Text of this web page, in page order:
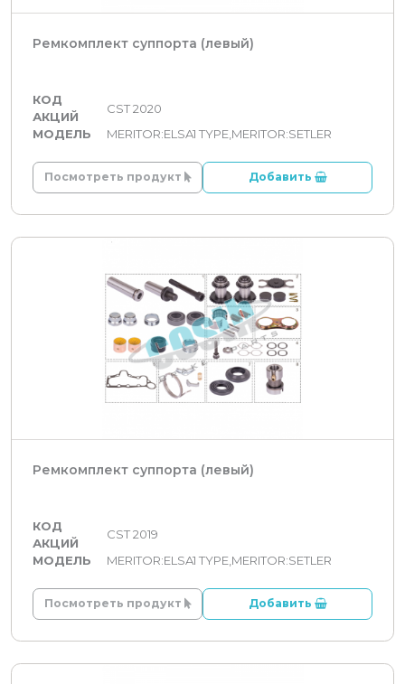
Ремкомплект суппорта (левый)
КОД
АКЦИЙ
CST 2020
МОДЕЛЬ
MERITOR:ELSA1 TYPE,MERITOR:SETLER
Посмотреть продукт Добавить
Ремкомплект суппорта (левый)
КОД
АКЦИЙ
CST 2019
МОДЕЛЬ
MERITOR:ELSA1 TYPE,MERITOR:SETLER
Посмотреть продукт Добавить